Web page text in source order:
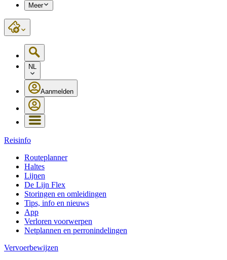
Meer
NL
Aanmelden
Reisinfo
Routeplanner
Haltes
Lijnen
De Lijn Flex
Storingen en omleidingen
Tips, info en nieuws
App
Verloren voorwerpen
Netplannen en perronindelingen
Vervoerbewijzen